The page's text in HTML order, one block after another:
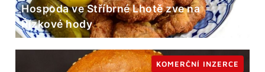
Hospoda ve Stříbrné Lhotě zve na
Řízkové hody
KOMERČNÍ INZERCE